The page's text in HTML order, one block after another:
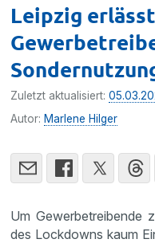
Leipzig erlässt
Zuletzt aktualisiert:
Autor: Marlene Hilger
Um Gewerbetreibende
des Lockdowns kaum